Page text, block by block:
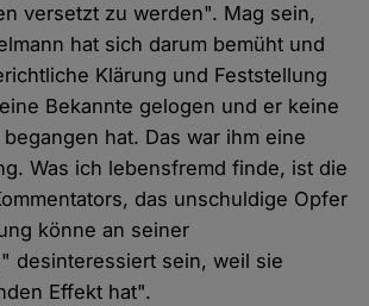
versetzt zu werden". Mag sein,
hat sich darum bemüht und
Klärung und Feststellung
Bekannte gelogen und er keine
hat. Das war ihm eine
Was ich lebensfremd finde, ist die
das unschuldige Opfer
könne an seiner
desinteressiert sein, weil sie
Effekt hat".